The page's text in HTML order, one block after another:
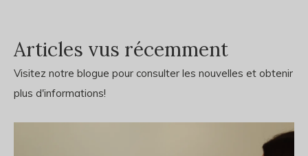
Articles vus récemment
Visitez notre blogue pour consulter les nouvelles et obtenir
plus d'informations!